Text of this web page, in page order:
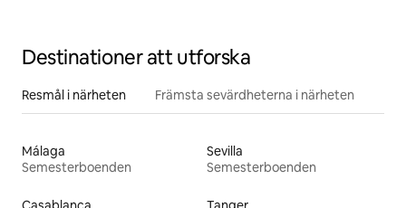
Destinationer att utforska
Resmål i närheten Främsta sevärdheterna i närheten
Málaga
Semesterboenden
Sevilla
Semesterboenden